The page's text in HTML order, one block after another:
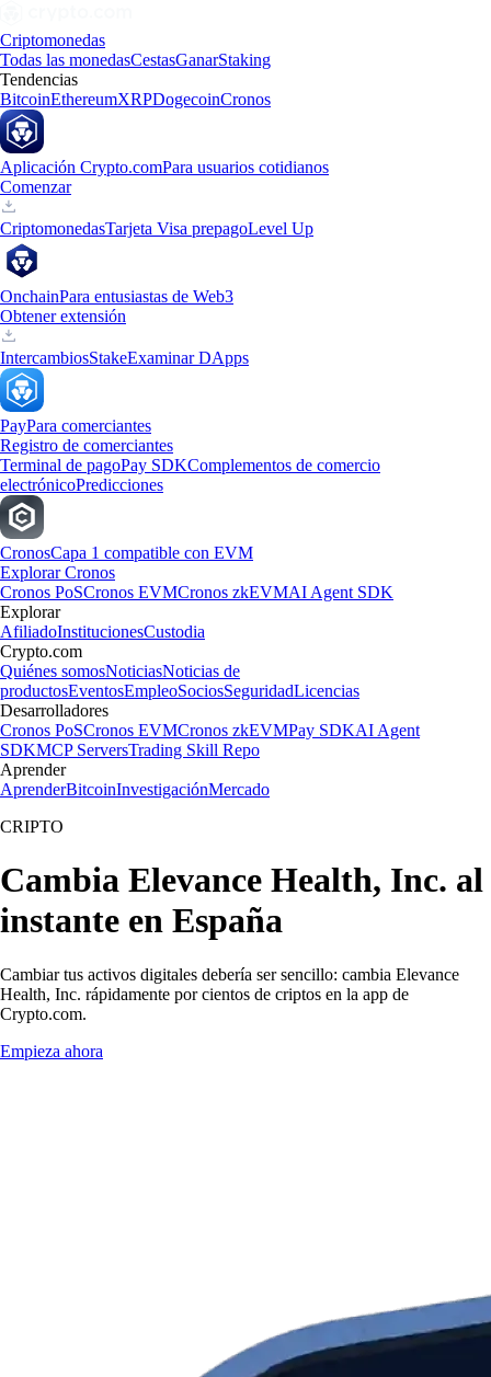
Criptomonedas
Todas las monedasCestasGanarStaking
Tendencias
BitcoinEthereumXRPDogecoinCronos
Aplicación Crypto.comPara usuarios cotidianos
Comenzar
CriptomonedasTarjeta Visa prepagoLevel Up
OnchainPara entusiastas de Web3
Obtener extensión
IntercambiosStakeExaminar DApps
PayPara comerciantes
Registro de comerciantes
Terminal de pagoPay SDKComplementos de comercio
electrónicoPredicciones
CronosCapa 1 compatible con EVM
Explorar Cronos
Cronos PoSCronos EVMCronos zkEVMAI Agent SDK
Explorar
AfiliadoInstitucionesCustodia
Crypto.com
Quiénes somosNoticiasNoticias de
productosEventosEmpleoSociosSeguridadLicencias
Desarrolladores
Cronos PoSCronos EVMCronos zkEVMPay SDKAI Agent
SDKMCP ServersTrading Skill Repo
Aprender
AprenderBitcoinInvestigaciónMercado
CRIPTO
Cambia Elevance Health, Inc. al
instante en España
Cambiar tus activos digitales debería ser sencillo: cambia Elevance
Health, Inc. rápidamente por cientos de criptos en la app de
Crypto.com.
Empieza ahora